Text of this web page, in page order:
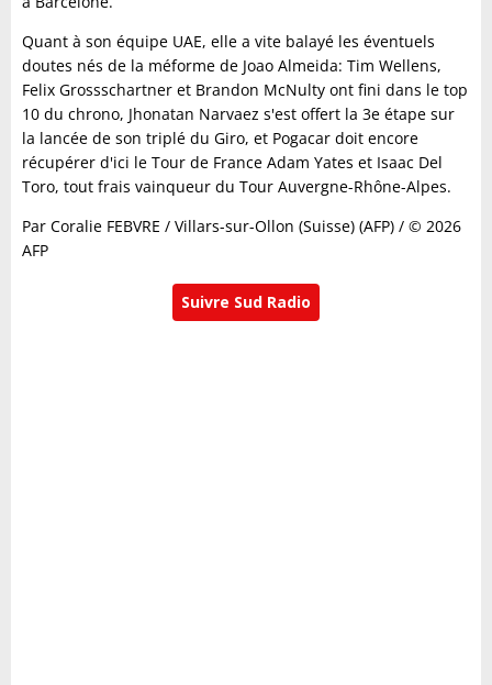
Quant à son équipe UAE, elle a vite balayé les éventuels
doutes nés de la méforme de Joao Almeida: Tim Wellens,
Felix Grossschartner et Brandon McNulty ont fini dans le top
10 du chrono, Jhonatan Narvaez s'est offert la 3e étape sur
la lancée de son triplé du Giro, et Pogacar doit encore
récupérer d'ici le Tour de France Adam Yates et Isaac Del
Toro, tout frais vainqueur du Tour Auvergne-Rhône-Alpes.
Par Coralie FEBVRE / Villars-sur-Ollon (Suisse) (AFP) / © 2026
AFP
Suivre Sud Radio